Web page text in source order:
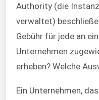
Authority (die
verwaltet)
Gebühr für jede an
Unternehmen
erheben? Welche
Ein Unternehmen,